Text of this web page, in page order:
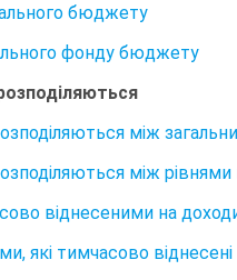
бюджету
фонду бюджету
між
між
віднесеними на
які тимчасово